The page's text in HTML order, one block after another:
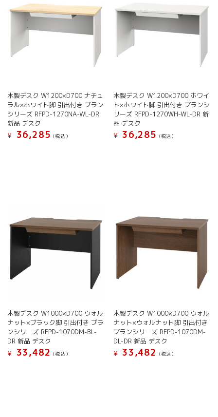
木製デスク W1200×D700 ナチュ
ラル×ホワイト脚 引出付き プラン
シリーズ RFPD-1270NA-WL-DR
新品 デスク
¥
36,285 (税込）
木製デスク W1200×D700 ホワイ
ト×ホワイト脚 引出付き プランシ
リーズ RFPD-1270WH-WL-DR 新
品 デスク
¥
36,285 (税込）
木製デスク W1000×D700 ウォル
ナット×ブラック脚 引出付き プラ
ンシリーズ RFPD-1070DM-BL-
DR 新品 デスク
¥
33,482 (税込）
木製デスク W1000×D700 ウォル
ナット×ウォルナット脚 引出付き
プランシリーズ RFPD-1070DM-
DL-DR 新品 デスク
¥
33,482 (税込）